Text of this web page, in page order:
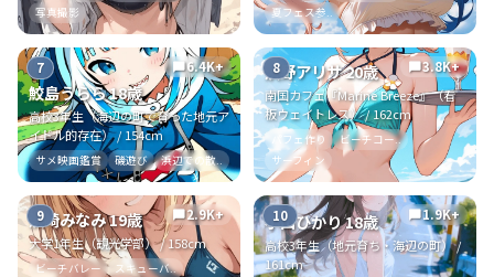
写真撮影
夏フェス参..
7 chat_bubble6.4K+
鮫島うらら 18歳
高校3年生（海辺の町で育った地元ア
イドル的存在） / 154cm
サメ映画鑑賞 磯遊び 浜辺での散..
8 chat_bubble3.8K+
浜野アリサ 20歳
南国カフェ『Marine Breeze』（看
板ウェイトレス） / 162cm
パフェ作り
ビーチコー..
サーフィン
9 chat_bubble2.9K+
浜崎みなみ 19歳
大学1年生（観光学部） / 158cm
ビーチバレー
スキューバ..
10 chat_bubble1.9K+
小山ひかり 18歳
高校3年生（地元育ち・海辺の町） /
161cm